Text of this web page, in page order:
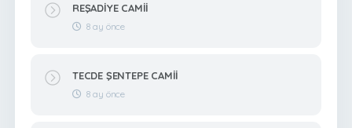
REŞADİYE CAMİİ
8 ay önce
TECDE ŞENTEPE CAMİİ
8 ay önce